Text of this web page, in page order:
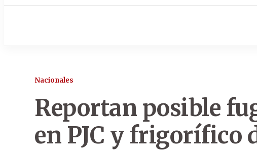
Nacionales
Reportan posible
en PJC y frigorífico